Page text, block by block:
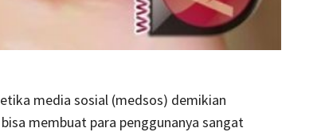
media sosial (medsos) demikian
membuat para penggunanya sangat